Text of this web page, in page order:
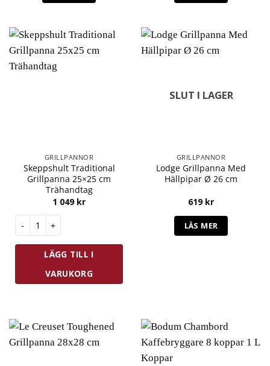
GRILLPANNOR
Skeppshult Traditional
Grillpanna 25×25 cm
Trähandtag
1 049 kr
Skeppshult Traditional Grillpanna 25x25 cm Trähandtag mängd
LÄGG TILL I
VARUKORG
SLUT I LAGER
GRILLPANNOR
Lodge Grillpanna Med
Hällpipar Ø 26 cm
619 kr
LÄS MER